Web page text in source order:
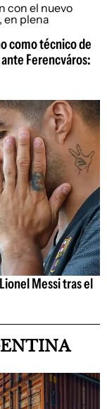
como técnico de
Ferencváros:
Messi tras el